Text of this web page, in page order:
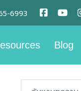
6993
Blog